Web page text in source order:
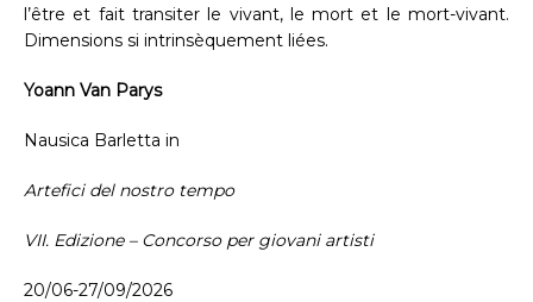
l’être et fait transiter le vivant, le mort et le mort-vivant.
Dimensions si intrinsèquement liées.
Yoann Van Parys
Nausica Barletta in
Artefici del nostro tempo
VII. Edizione – Concorso per giovani artisti
20/06-27/09/2026